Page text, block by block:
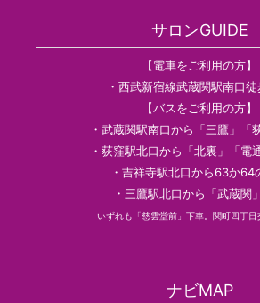
サロンGUIDE
【電車をご利用の方】
・西武新宿線武蔵関駅南口
【バスをご利用の方】
・武蔵関駅南口から「三鷹」「
・荻窪駅北口から「北裏」「電
・吉祥寺駅北口から63か64
・三鷹駅北口から「武蔵関
いずれも「慈雲堂前」下車。関町四丁目
ナビMAP